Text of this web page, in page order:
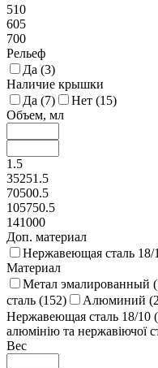
510
605
700
Рельеф
Да (3)
Наличие крышки
Да (7) Нет (15)
Объем, мл
1.5
35251.5
70500.5
105750.5
141000
Доп. материал
Нержавеющая сталь 18/
Материал
Метал эмалированный (
сталь (152) Алюминий (
Нержавеющая сталь 18/10 (
алюмінію та нержавіючої
Вес